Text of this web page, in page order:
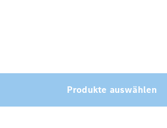
Produkte auswählen